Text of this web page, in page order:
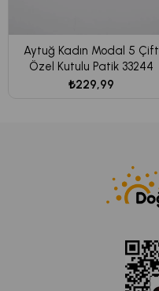
Aytuğ Kadın Modal 5 Çift
Özel Kutulu Patik 33244
₺229,99